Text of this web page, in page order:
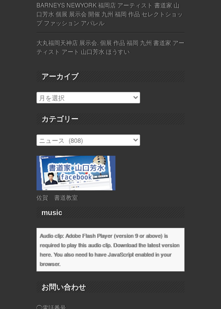
BARNEYS NEWYORK 福岡店 アーティスト 書道家 山
口芳水 個展 展示会 開催 九州 福岡 作品 セレクトショッ
プ ファッション アパレル
大丸福岡天神店 展示会. 個展 作品 福岡 九州 書道家 アー
ティスト アート 山口芳水 ほうすい
アーカイブ
カテゴリー
佐賀 書道教室
music
Audio clip: Adobe Flash Player (version 9 or above) is
required to play this audio clip. Download the latest version
here. You also need to have JavaScript enabled in your
browser.
お問い合わせ